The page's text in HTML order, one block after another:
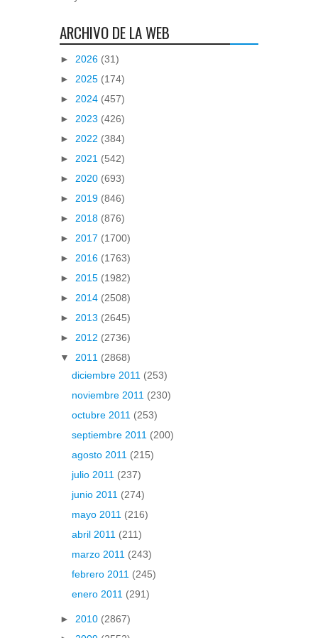
ARCHIVO DE LA WEB
► 2026 (31)
► 2025 (174)
► 2024 (457)
► 2023 (426)
► 2022 (384)
► 2021 (542)
► 2020 (693)
► 2019 (846)
► 2018 (876)
► 2017 (1700)
► 2016 (1763)
► 2015 (1982)
► 2014 (2508)
► 2013 (2645)
► 2012 (2736)
▼ 2011 (2868)
diciembre 2011 (253)
noviembre 2011 (230)
octubre 2011 (253)
septiembre 2011 (200)
agosto 2011 (215)
julio 2011 (237)
junio 2011 (274)
mayo 2011 (216)
abril 2011 (211)
marzo 2011 (243)
febrero 2011 (245)
enero 2011 (291)
► 2010 (2867)